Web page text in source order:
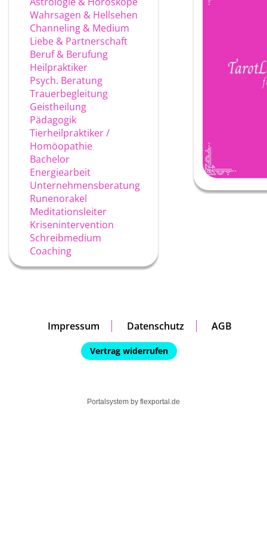
Wahrsagen & Hellsehen
Channeling & Medium
Liebe & Partnerschaft
Beruf & Berufung
Heilpraktiker
Psych. Beratung
Trauerbegleitung
Geistheilung
Pädagogik
Tierheilpraktiker /
Homöopathie
Bachelor
Energiearbeit
Unternehmensberatung
Runenorakel
Meditationsleiter
Krisenintervention
Schreibmedium
Coaching
Impressum Datenschutz AGB
Vertrag widerrufen
Portalsystem by flexportal.de